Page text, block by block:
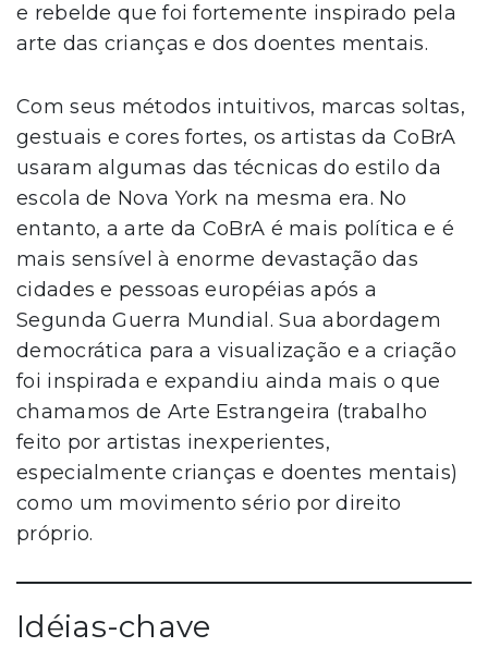
e rebelde que foi fortemente inspirado pela
arte das crianças e dos doentes mentais.
Com seus métodos intuitivos, marcas soltas,
gestuais e cores fortes, os artistas da CoBrA
usaram algumas das técnicas do estilo da
escola de Nova York na mesma era. No
entanto, a arte da CoBrA é mais política e é
mais sensível à enorme devastação das
cidades e pessoas européias após a
Segunda Guerra Mundial. Sua abordagem
democrática para a visualização e a criação
foi inspirada e expandiu ainda mais o que
chamamos de Arte Estrangeira (trabalho
feito por artistas inexperientes,
especialmente crianças e doentes mentais)
como um movimento sério por direito
próprio.
Idéias-chave